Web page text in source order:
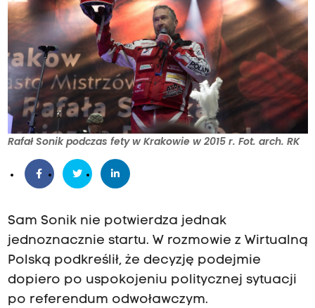
Rafał Sonik podczas fety w Krakowie w 2015 r. Fot. arch. RK
Sam Sonik nie potwierdza jednak
jednoznacznie startu. W rozmowie z Wirtualną
Polską podkreślił, że decyzję podejmie
dopiero po uspokojeniu politycznej sytuacji
po referendum odwoławczym.